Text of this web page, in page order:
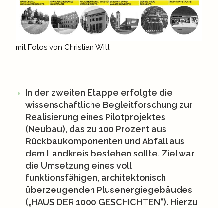
mit Fotos von Christian Witt.
In der zweiten Etappe erfolgte die
wissenschaftliche Begleitforschung zur
Realisierung eines Pilotprojektes
(Neubau), das zu 100 Prozent aus
Rückbaukomponenten und Abfall aus
dem Landkreis bestehen sollte. Ziel war
die Umsetzung eines voll
funktionsfähigen, architektonisch
überzeugenden Plusenergiegebäudes
(„HAUS DER 1000 GESCHICHTEN“). Hierzu